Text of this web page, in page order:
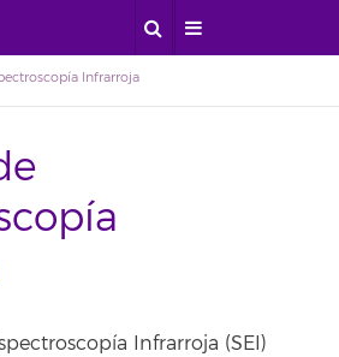
Infrarroja
Infrarroja (SEI)